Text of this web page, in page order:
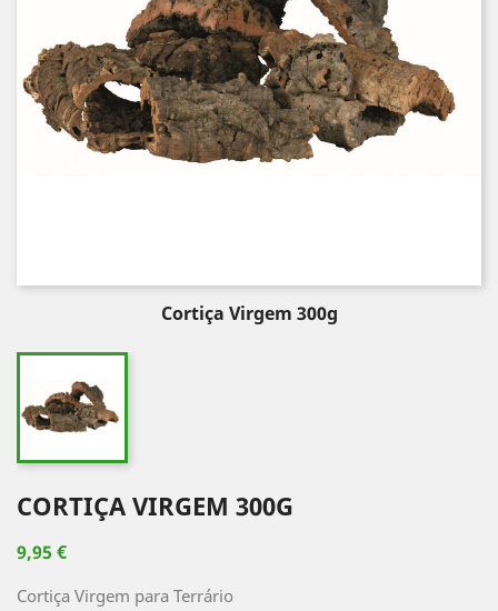
Cortiça Virgem 300g
CORTIÇA VIRGEM 300G
9,95 €
Cortiça Virgem para Terrário